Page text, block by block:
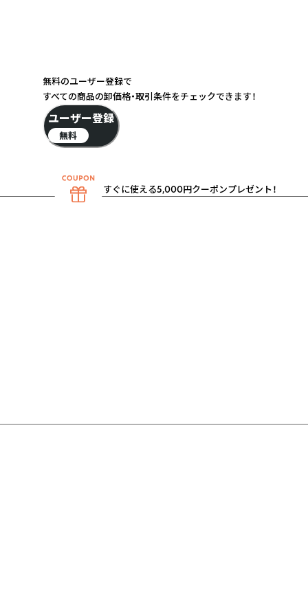
無料のユーザー登録で
すべての商品の卸価格・取引条件をチェックできます！
ユーザー登録
無料
すぐに使える5,000円クーポンプレゼント！